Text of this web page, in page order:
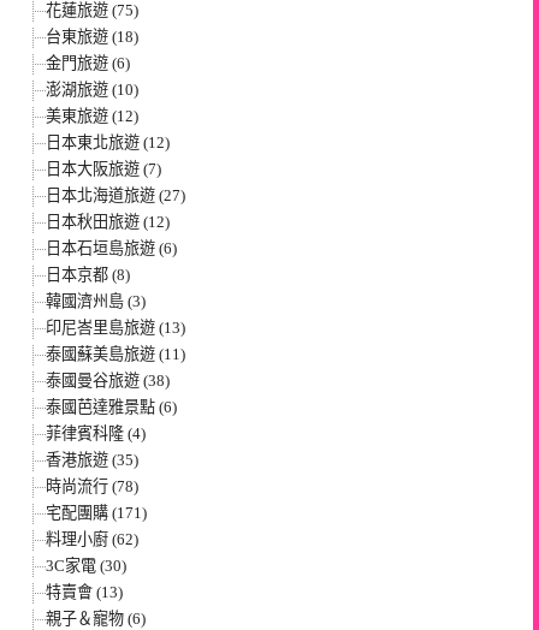
花蓮旅遊 (75)
台東旅遊 (18)
金門旅遊 (6)
澎湖旅遊 (10)
美東旅遊 (12)
日本東北旅遊 (12)
日本大阪旅遊 (7)
日本北海道旅遊 (27)
日本秋田旅遊 (12)
日本石垣島旅遊 (6)
日本京都 (8)
韓國濟州島 (3)
印尼峇里島旅遊 (13)
泰國蘇美島旅遊 (11)
泰國曼谷旅遊 (38)
泰國芭達雅景點 (6)
菲律賓科隆 (4)
香港旅遊 (35)
時尚流行 (78)
宅配團購 (171)
料理小廚 (62)
3C家電 (30)
特賣會 (13)
親子＆寵物 (6)